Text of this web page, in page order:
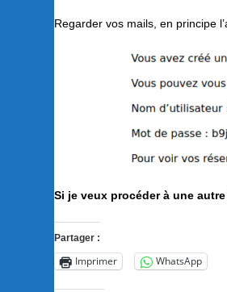
Regarder vos mails, en principe
Si je veux procéder à une
Partager :
Imprimer WhatsApp